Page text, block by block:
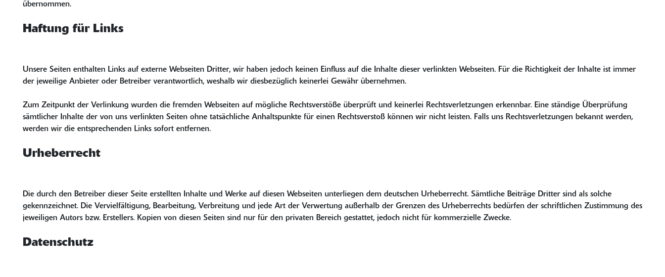
übernommen.
Haftung für Links
Unsere Seiten enthalten Links auf externe Webseiten Dritter, wir haben jedoch keinen Einfluss auf die Inhalte dieser verlinkten Webseiten. Für die Richtigkeit der Inhalte ist immer
der jeweilige Anbieter oder Betreiber verantwortlich, weshalb wir diesbezüglich keinerlei Gewähr übernehmen.
Zum Zeitpunkt der Verlinkung wurden die fremden Webseiten auf mögliche Rechtsverstöße überprüft und keinerlei Rechtsverletzungen erkennbar. Eine ständige Überprüfung
sämtlicher Inhalte der von uns verlinkten Seiten ohne tatsächliche Anhaltspunkte für einen Rechtsverstoß können wir nicht leisten. Falls uns Rechtsverletzungen bekannt werden,
werden wir die entsprechenden Links sofort entfernen.
Urheberrecht
Die durch den Betreiber dieser Seite erstellten Inhalte und Werke auf diesen Webseiten unterliegen dem deutschen Urheberrecht. Sämtliche Beiträge Dritter sind als solche
gekennzeichnet. Die Vervielfältigung, Bearbeitung, Verbreitung und jede Art der Verwertung außerhalb der Grenzen des Urheberrechts bedürfen der schriftlichen Zustimmung des
jeweiligen Autors bzw. Erstellers. Kopien von diesen Seiten sind nur für den privaten Bereich gestattet, jedoch nicht für kommerzielle Zwecke.
Datenschutz